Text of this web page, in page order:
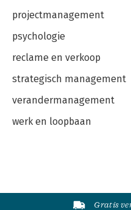
projectmanagement
psychologie
reclame en verkoop
strategisch management
verandermanagement
werk en loopbaan
Gratis